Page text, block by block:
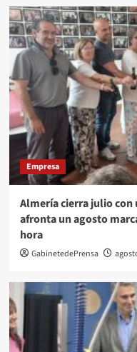
Empresa
Almería cierra julio con
afronta un agosto
hora
GabinetedePrensa